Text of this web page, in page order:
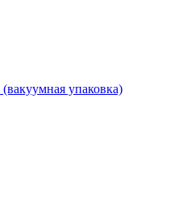
упаковка)